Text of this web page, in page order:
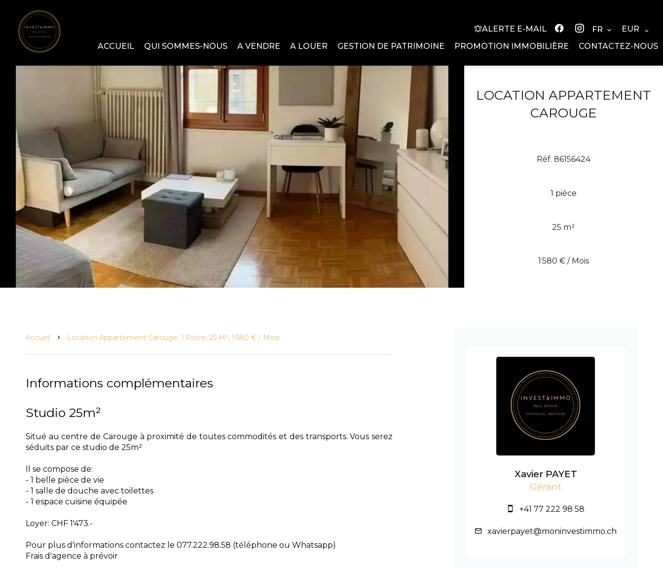
ALERTE E-MAIL FR
EUR
ACCUEIL
QUI SOMMES-NOUS A VENDRE A LOUER GESTION DE PATRIMOINE PROMOTION IMMOBILIÈRE CONTACTEZ-NOUS
LOCATION APPARTEMENT
CAROUGE
Réf. 86156424
1 pièce
25 m²
1 580 € / Mois
Accueil Location Appartement Carouge, 1 Pièce, 25 M², 1 580 € / Mois
Informations complémentaires
Studio 25m²
Situé au centre de Carouge à proximité de toutes commodités et des transports. Vous serez
séduits par ce studio de 25m²
Il se compose de:
- 1 belle pièce de vie
- 1 salle de douche avec toilettes
- 1 espace cuisine équipée
Loyer: CHF 1'473.-
Pour plus d'informations contactez le 077.222.98.58 (téléphone ou Whatsapp)
Frais d'agence à prévoir
Xavier PAYET
Gérant
+41 77 222 98 58
xavierpayet@moninvestimmo.ch